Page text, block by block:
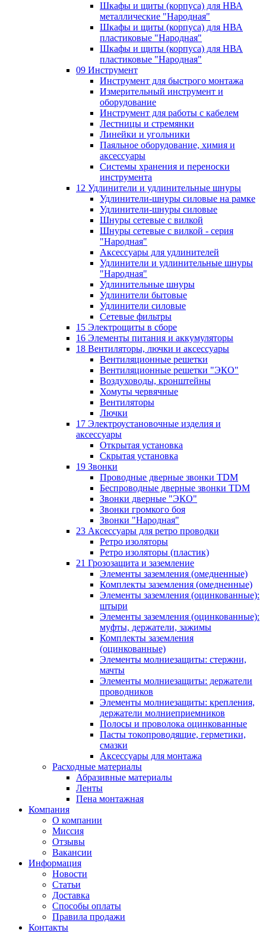
Шкафы и щиты (корпуса) для НВА
металлические "Народная"
Шкафы и щиты (корпуса) для НВА
пластиковые "Народная"
Шкафы и щиты (корпуса) для НВА
пластиковые "Народная"
09 Инструмент
Инструмент для быстрого монтажа
Измерительный инструмент и
оборудование
Инструмент для работы с кабелем
Лестницы и стремянки
Линейки и угольники
Паяльное оборудование, химия и
аксессуары
Системы хранения и переноски
инструмента
12 Удлинители и удлинительные шнуры
Удлинители-шнуры силовые на рамке
Удлинители-шнуры силовые
Шнуры сетевые с вилкой
Шнуры сетевые с вилкой - серия
"Народная"
Аксессуары для удлинителей
Удлинители и удлинительные шнуры
"Народная"
Удлинительные шнуры
Удлинители бытовые
Удлинители силовые
Сетевые фильтры
15 Электрощиты в сборе
16 Элементы питания и аккумуляторы
18 Вентиляторы, лючки и аксессуары
Вентиляционные решетки
Вентиляционные решетки "ЭКО"
Воздуховоды, кронштейны
Хомуты червячные
Вентиляторы
Лючки
17 Электроустановочные изделия и
аксессуары
Открытая установка
Скрытая установка
19 Звонки
Проводные дверные звонки TDM
Беспроводные дверные звонки TDM
Звонки дверные "ЭКО"
Звонки громкого боя
Звонки "Народная"
23 Аксессуары для ретро проводки
Ретро изоляторы
Ретро изоляторы (пластик)
21 Грозозащита и заземление
Элементы заземления (омедненные)
Комплекты заземления (омедненные)
Элементы заземления (оцинкованные):
штыри
Элементы заземления (оцинкованные):
муфты, держатели, зажимы
Комплекты заземления
(оцинкованные)
Элементы молниезащиты: стержни,
мачты
Элементы молниезащиты: держатели
проводников
Элементы молниезащиты: крепления,
держатели молниеприемников
Полосы и проволока оцинкованные
Пасты токопроводящие, герметики,
смазки
Аксессуары для монтажа
Расходные материалы
Абразивные материалы
Ленты
Пена монтажная
Компания
О компании
Миссия
Отзывы
Вакансии
Информация
Новости
Статьи
Доставка
Способы оплаты
Правила продажи
Контакты